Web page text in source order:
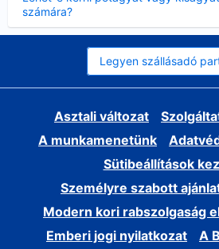
számára?
Legyen szállásadó
Asztali változat
A munkamenetünk
Sütibeállítások
Személyre szabott
Modern kori rabszolgaság
Emberi jogi nyilatkozat
A